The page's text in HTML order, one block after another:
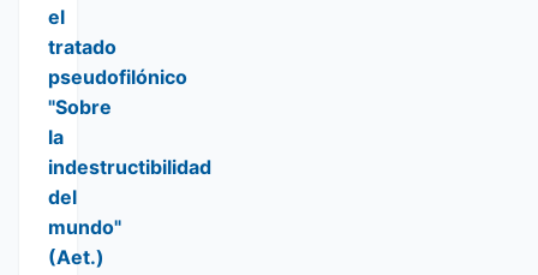
el
tratado
pseudofilónico
"Sobre
la
indestructibilidad
del
mundo"
(Aet.)